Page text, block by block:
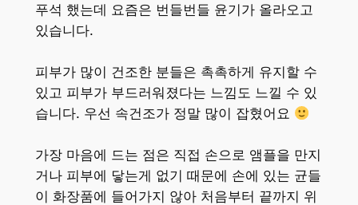
푸석 했는데 요즘은 번들번들 윤기가 올라오고
있습니다.
피부가 많이 건조한 분들은 촉촉하게 유지할 수
있고 피부가 부드러워졌다는 느낌도 느낄 수 있
습니다. 우선 속건조가 정말 많이 잡혔어요
가장 마음에 드는 점은 직접 손으로 앰플을 만지
거나 피부에 닿는게 없기 때문에 손에 있는 균들
이 화장품에 들어가지 않아 처음부터 끝까지 위